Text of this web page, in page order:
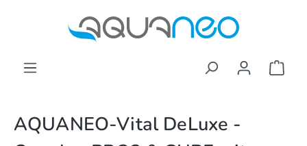
Zum Hauptinhalt springen
AQUANEO-Vital DeLuxe -